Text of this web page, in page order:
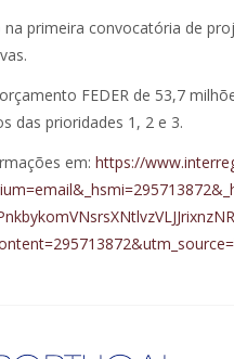
na primeira convocatória de
FEDER de 53,7
das prioridades 1, 2 e 3.
em: https://